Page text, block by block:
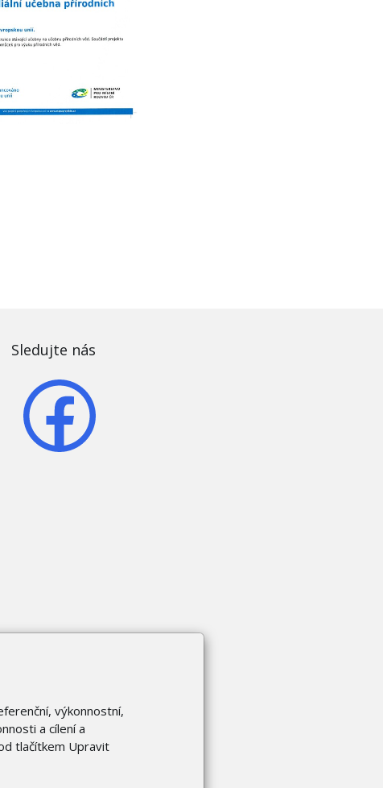
Sledujte nás
výkonnostní,
a cílení a
tlačítkem Upravit